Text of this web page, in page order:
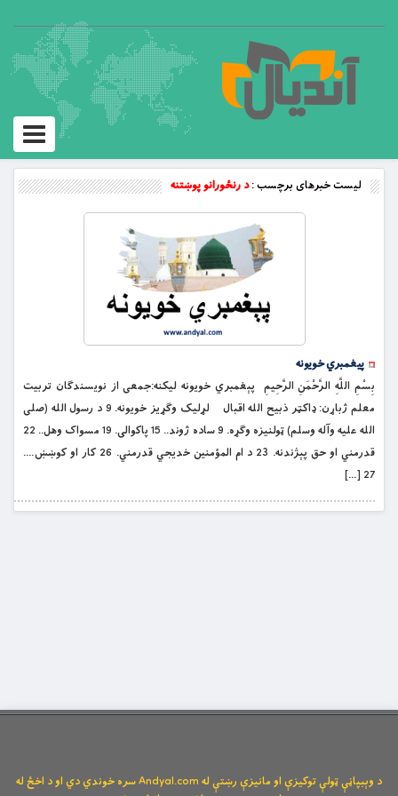
Toggle
لیست خبرهای برچسب :د رنځورانو پوښتنه
پیغمبري خویونه
بِسْمِ اللَّهِ الرَّحْمَنِ الرَّحِيمِ پېغمبري خويونه لیکنه:جمعی از نویسندګان تربیت
معلم ژباړن: ډاکټر ذبيح الله اقبال لړليک وګړيز خويونه. 9 د رسول الله (صلی
الله علیه وآله وسلم) ټولنيزه وګړه. 9 ساده ژوند.. 15 پاکوالى. 19 مسواک وهل.. 22
قدرمني او حق پېژندنه. 23 د ام المؤمنين خديجي قدرمني. 26 کار او کوښښ….
27 […]
د وېبپاڼې ټولې توکیزې او مانیزې رښتې له Andyal.com سره خوندي دي او د اخځ له